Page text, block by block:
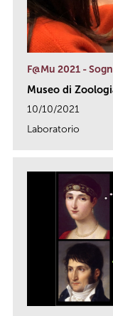
F@Mu 2021 -
Museo di
10/10/2021
Laboratorio